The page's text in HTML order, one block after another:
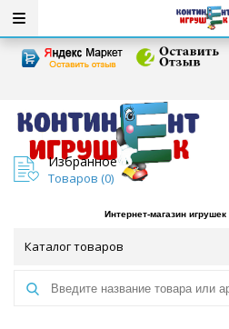
Избранное
Товаров (0)
Интернет-магазин
Каталог товаров